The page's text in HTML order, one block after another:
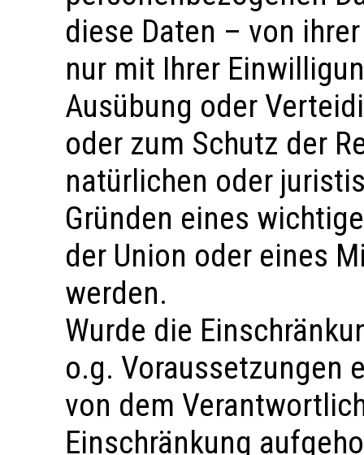
diese Daten – von
nur mit Ihrer
Ausübung oder
oder zum Schutz der
natürlichen oder
Gründen eines
der Union oder eines
werden.
Wurde die
o.g. Voraussetzungen
von dem
Einschränkung